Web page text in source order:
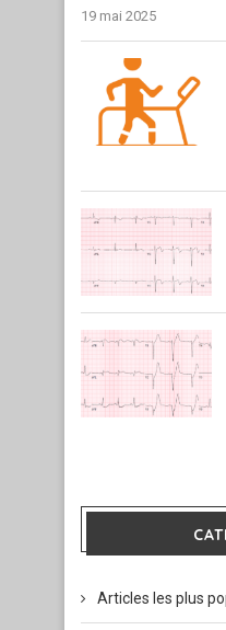
19 mai 2025
Articles les plus